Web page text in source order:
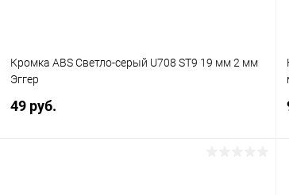
Кромка ABS Светло-серый U708 ST9 19 мм 2 мм
Эггер
49 руб.